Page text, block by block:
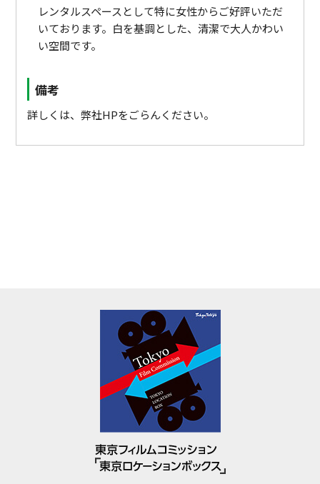
レンタルスペースとして特に女性からご好評いただ
いております。白を基調とした、清潔で大人かわい
い空間です。
備考
詳しくは、弊社HPをごらんください。